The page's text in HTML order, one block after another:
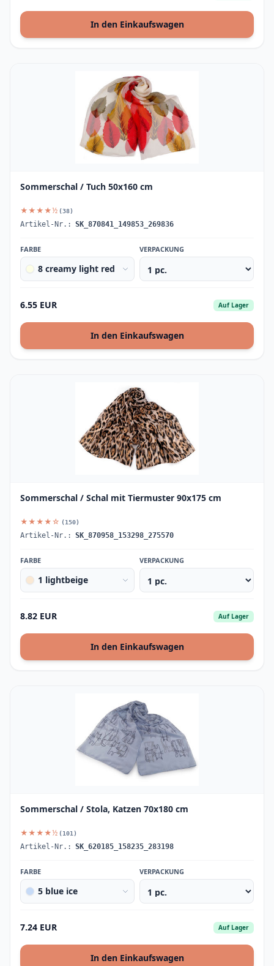
In den Einkaufswagen
Sommerschal / Tuch 50x160 cm
★★★★½ (38)
Artikel-Nr.: SK_870841_149853_269836
FARBE
8 creamy light red
VERPACKUNG
6.55 EUR Auf Lager
In den Einkaufswagen
Sommerschal / Schal mit Tiermuster 90x175 cm
★★★★☆ (150)
Artikel-Nr.: SK_870958_153298_275570
FARBE
1 lightbeige
VERPACKUNG
8.82 EUR Auf Lager
In den Einkaufswagen
Sommerschal / Stola, Katzen 70x180 cm
★★★★½ (101)
Artikel-Nr.: SK_620185_158235_283198
FARBE
5 blue ice
VERPACKUNG
7.24 EUR Auf Lager
In den Einkaufswagen